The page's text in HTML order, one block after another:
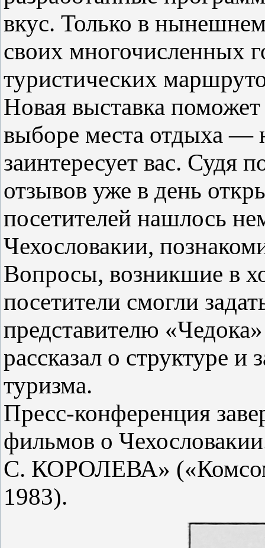
вкус. Только в
своих многочисленных
туристических
Новая выставка
выборе места отдыха —
заинтересует вас. Судя
отзывов уже в день
посетителей нашлось
Чехословакии,
Вопросы, возникшие в
посетители смогли
представителю
рассказал о структуре и
туризма.
Пресс-конференция
фильмов о
С. КОРОЛЕВА»
1983).